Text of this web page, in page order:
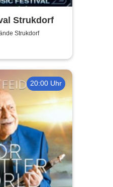
Strukdorf
Strukdorf
20:00 Uhr